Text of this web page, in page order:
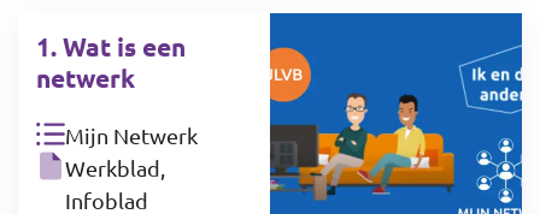
1. Wat is een
netwerk
Mijn Netwerk
Werkblad,
Infoblad